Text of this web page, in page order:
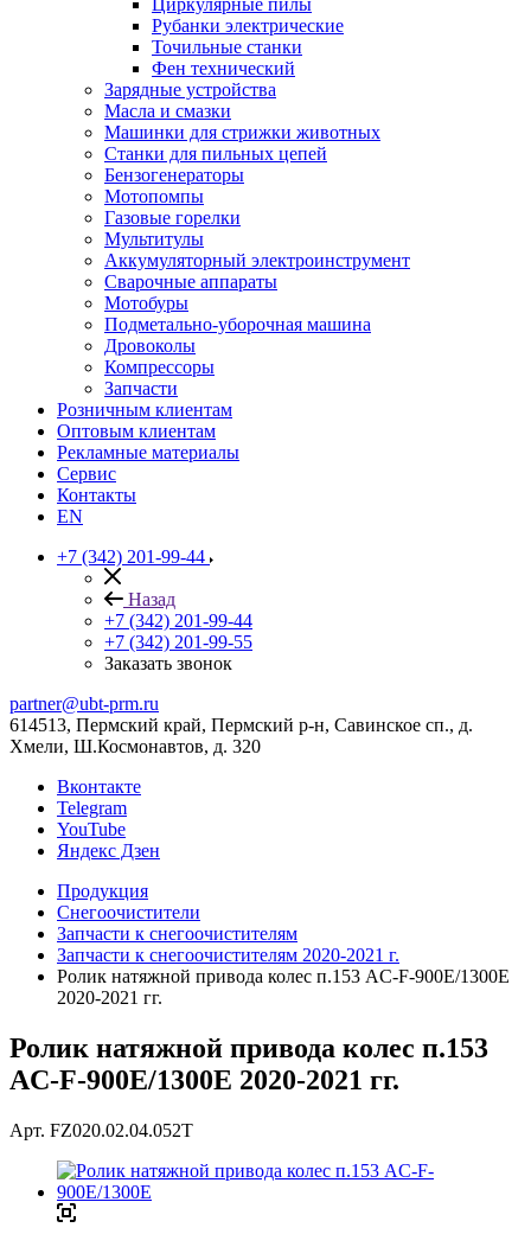
Циркулярные пилы
Рубанки электрические
Точильные станки
Фен технический
Зарядные устройства
Масла и смазки
Машинки для стрижки животных
Станки для пильных цепей
Бензогенераторы
Мотопомпы
Газовые горелки
Мультитулы
Аккумуляторный электроинструмент
Сварочные аппараты
Мотобуры
Подметально-уборочная машина
Дровоколы
Компрессоры
Запчасти
Розничным клиентам
Оптовым клиентам
Рекламные материалы
Сервис
Контакты
EN
+7 (342) 201-99-44
Назад
+7 (342) 201-99-44
+7 (342) 201-99-55
Заказать звонок
partner@ubt-prm.ru
614513, Пермский край, Пермский р-н, Савинское сп., д.
Хмели, Ш.Космонавтов, д. 320
Вконтакте
Telegram
YouTube
Яндекс Дзен
Продукция
Снегоочистители
Запчасти к снегоочистителям
Запчасти к снегоочистителям 2020-2021 г.
Ролик натяжной привода колес п.153 AC-F-900E/1300E
2020-2021 гг.
Ролик натяжной привода колес п.153
AC-F-900E/1300E 2020-2021 гг.
Арт. FZ020.02.04.052T